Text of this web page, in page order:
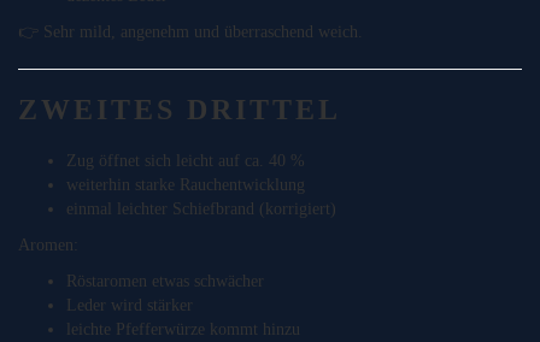
👉 Sehr mild, angenehm und überraschend weich.
ZWEITES DRITTEL
Zug öffnet sich leicht auf ca. 40 %
weiterhin starke Rauchentwicklung
einmal leichter Schiefbrand (korrigiert)
Aromen:
Röstaromen etwas schwächer
Leder wird stärker
leichte Pfefferwürze kommt hinzu